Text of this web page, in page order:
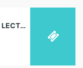
«NUBETECA ESCARLATA»: CLUB DE LECTURA EN LA NUBE